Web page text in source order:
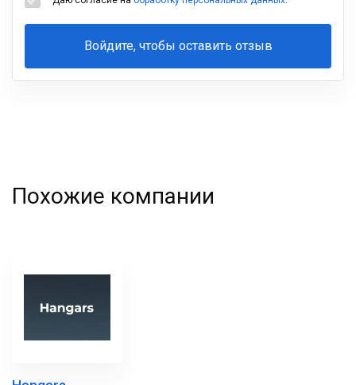
Войдите, чтобы оставить отзыв
Ваша
Похожие компании